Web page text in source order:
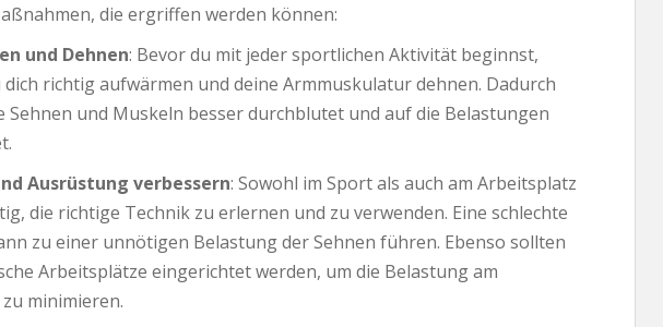
die ergriffen werden können:
und Dehnen: Bevor du mit jeder sportlichen Aktivität beginnst,
richtig aufwärmen und deine Armmuskulatur dehnen. Dadurch
Sehnen und Muskeln besser durchblutet und auf die Belastungen
Ausrüstung verbessern: Sowohl im Sport als auch am Arbeitsplatz
die richtige Technik zu erlernen und zu verwenden. Eine schlechte
zu einer unnötigen Belastung der Sehnen führen. Ebenso sollten
Arbeitsplätze eingerichtet werden, um die Belastung am
minimieren.